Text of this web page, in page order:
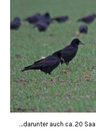
….darunter auch ca. 20